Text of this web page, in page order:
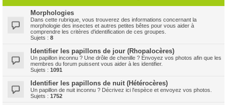
Morphologies
Dans cette rubrique, vous trouverez des informations concernant la
morphologie des insectes et autres petites bêtes pour vous aider à
comprendre les critères d'identification de ces groupes.
Sujets : 8
Identifier les papillons de jour (Rhopalocères)
Un papillon inconnu ? Une drôle de chenille ? Envoyez vos photos afin que les
membres du forum puissent vous aider à les identifier.
Sujets : 1091
Identifier les papillons de nuit (Hétérocères)
Un papillon de nuit inconnu ? Décrivez ici l'espèce et envoyez vos photos.
Sujets : 1752